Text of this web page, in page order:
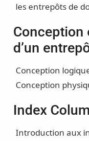
les entrepôts de
Conception
d’un
Conception
Conception
Index
Introduction aux